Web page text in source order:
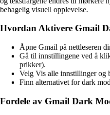
behagelig visuell opplevelse.
Hvordan Aktivere Gmail
Åpne Gmail på nettleseren
Gå til innstillingene ved å
prikker).
Velg Vis alle innstillinger og
Finn alternativet for dark
Fordele av Gmail Dark